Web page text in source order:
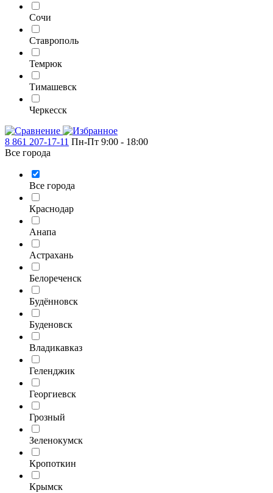
Сочи
Ставрополь
Темрюк
Тимашевск
Черкесск
8 861 207-17-11 Пн-Пт 9:00 - 18:00
Все города
Все города
Краснодар
Анапа
Астрахань
Белореченск
Будённовск
Буденовск
Владикавказ
Геленджик
Георгиевск
Грозный
Зеленокумск
Кропоткин
Крымск